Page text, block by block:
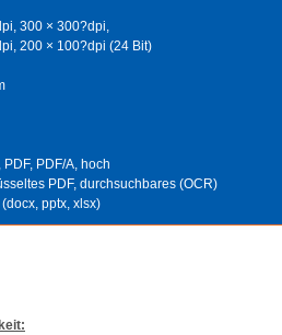
300 × 300?dpi,
200 × 100?dpi (24 Bit)
PDF/A, hoch
PDF, durchsuchbares (OCR)
pptx, xlsx)